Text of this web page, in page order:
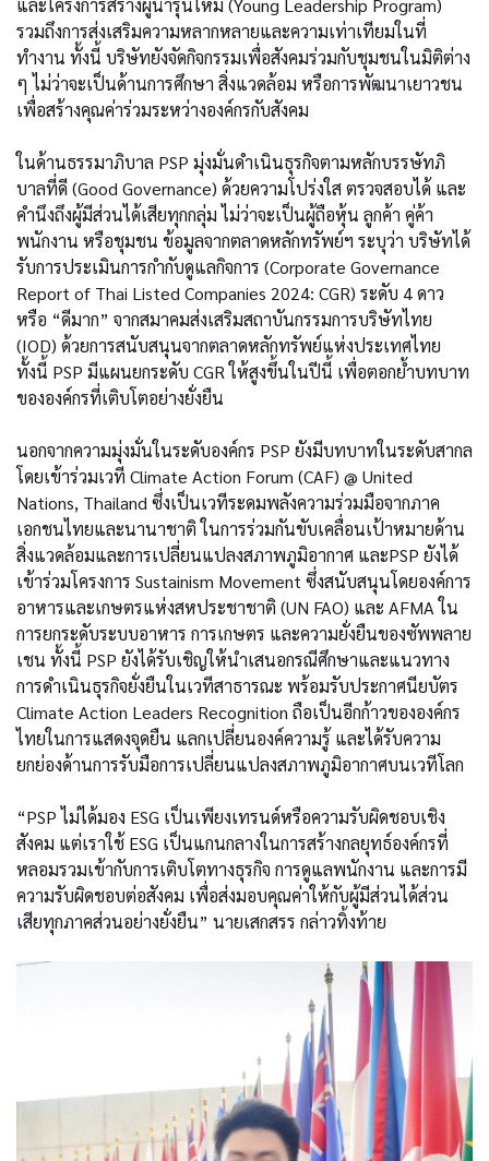
รวมถึงการส่งเสริมความหลากหลายและความเท่าเทียมในที่
ทำงาน ทั้งนี้ บริษัทยังจัดกิจกรรมเพื่อสังคมร่วมกับชุมชนในมิติต่าง
ๆ ไม่ว่าจะเป็นด้านการศึกษา สิ่งแวดล้อม หรือการพัฒนาเยาวชน
เพื่อสร้างคุณค่าร่วมระหว่างองค์กรกับสังคม
ในด้านธรรมาภิบาล PSP มุ่งมั่นดำเนินธุรกิจตามหลักบรรษัทภิ
บาลที่ดี (Good Governance) ด้วยความโปร่งใส ตรวจสอบได้ และ
คำนึงถึงผู้มีส่วนได้เสียทุกกลุ่ม ไม่ว่าจะเป็นผู้ถือหุ้น ลูกค้า คู่ค้า
พนักงาน หรือชุมชน ข้อมูลจากตลาดหลักทรัพย์ฯ ระบุว่า บริษัทได้
รับการประเมินการกำกับดูแลกิจการ (Corporate Governance
Report of Thai Listed Companies 2024: CGR) ระดับ 4 ดาว
หรือ “ดีมาก” จากสมาคมส่งเสริมสถาบันกรรมการบริษัทไทย
(IOD) ด้วยการสนับสนุนจากตลาดหลักทรัพย์แห่งประเทศไทย
ทั้งนี้ PSP มีแผนยกระดับ CGR ให้สูงขึ้นในปีนี้ เพื่อตอกย้ำบทบาท
ขององค์กรที่เติบโตอย่างยั่งยืน
นอกจากความมุ่งมั่นในระดับองค์กร PSP ยังมีบทบาทในระดับสากล
โดยเข้าร่วมเวที Climate Action Forum (CAF) @ United
Nations, Thailand ซึ่งเป็นเวทีระดมพลังความร่วมมือจากภาค
เอกชนไทยและนานาชาติ ในการร่วมกันขับเคลื่อนเป้าหมายด้าน
สิ่งแวดล้อมและการเปลี่ยนแปลงสภาพภูมิอากาศ และPSP ยังได้
เข้าร่วมโครงการ Sustainism Movement ซึ่งสนับสนุนโดยองค์การ
อาหารและเกษตรแห่งสหประชาชาติ (UN FAO) และ AFMA ใน
การยกระดับระบบอาหาร การเกษตร และความยั่งยืนของซัพพลาย
เชน ทั้งนี้ PSP ยังได้รับเชิญให้นำเสนอกรณีศึกษาและแนวทาง
การดำเนินธุรกิจยั่งยืนในเวทีสาธารณะ พร้อมรับประกาศนียบัตร
Climate Action Leaders Recognition ถือเป็นอีกก้าวขององค์กร
ไทยในการแสดงจุดยืน แลกเปลี่ยนองค์ความรู้ และได้รับความ
ยกย่องด้านการรับมือการเปลี่ยนแปลงสภาพภูมิอากาศบนเวทีโลก
“PSP ไม่ได้มอง ESG เป็นเพียงเทรนด์หรือความรับผิดชอบเชิง
สังคม แต่เราใช้ ESG เป็นแกนกลางในการสร้างกลยุทธ์องค์กรที่
หลอมรวมเข้ากับการเติบโตทางธุรกิจ การดูแลพนักงาน และการมี
ความรับผิดชอบต่อสังคม เพื่อส่งมอบคุณค่าให้กับผู้มีส่วนได้ส่วน
เสียทุกภาคส่วนอย่างยั่งยืน” นายเสกสรร กล่าวทิ้งท้าย